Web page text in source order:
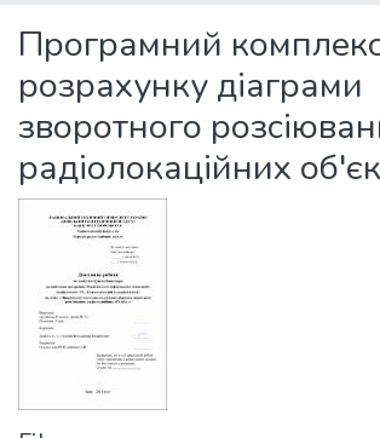
Програмний
розрахунку діаграми
зворотного
радіолокаційних